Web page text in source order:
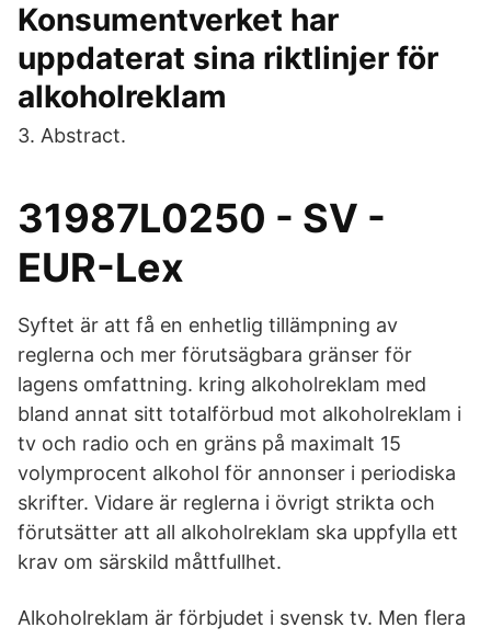
Konsumentverket har
uppdaterat sina riktlinjer för
alkoholreklam
3. Abstract.
31987L0250 - SV -
EUR-Lex
Syftet är att få en enhetlig tillämpning av
reglerna och mer förutsägbara gränser för
lagens omfattning. kring alkoholreklam med
bland annat sitt totalförbud mot alkoholreklam i
tv och radio och en gräns på maximalt 15
volymprocent alkohol för annonser i periodiska
skrifter. Vidare är reglerna i övrigt strikta och
förutsätter att all alkoholreklam ska uppfylla ett
krav om särskild måttfullhet.
Alkoholreklam är förbjudet i svensk tv. Men flera